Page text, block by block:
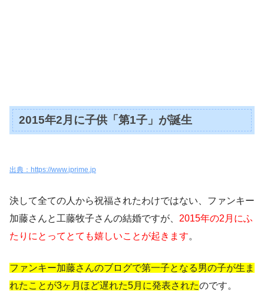
2015年2月に子供「第1子」が誕生
出典：https://www.jprime.jp
決して全ての人から祝福されたわけではない、ファンキー
加藤さんと工藤牧子さんの結婚ですが、 2015年の2月にふ
たりにとってとても嬉しいことが起きます。
ファンキー加藤さんのブログで第一子となる男の子が生ま
れたことが3ヶ月ほど遅れた5月に発表されたのです。